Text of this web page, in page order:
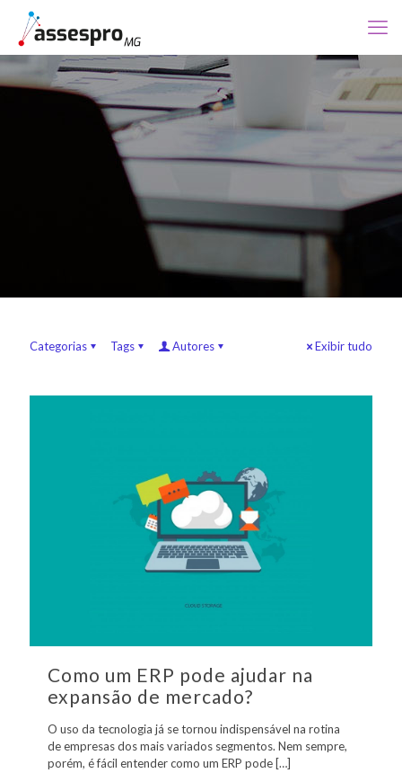
Categorias Tags Autores Exibir tudo
Como um ERP pode ajudar na
expansão de mercado?
O uso da tecnologia já se tornou indispensável na rotina
de empresas dos mais variados segmentos. Nem sempre,
porém, é fácil entender como um ERP pode[…]